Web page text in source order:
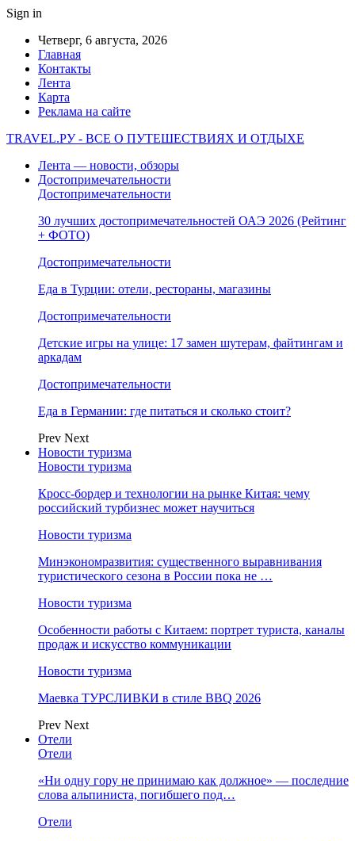
Sign in
Четверг, 6 августа, 2026
Главная
Контакты
Лента
Карта
Реклама на сайте
TRAVEL.РУ - ВСЕ О ПУТЕШЕСТВИЯХ И ОТДЫХЕ
Лента — новости, обзоры
Достопримечательности
Достопримечательности
30 лучших достопримечательностей ОАЭ 2026 (Рейтинг
+ ФОТО)
Достопримечательности
Еда в Турции: отели, рестораны, магазины
Достопримечательности
Детские игры на улице: 17 замен шутерам, файтингам и
аркадам
Достопримечательности
Еда в Германии: где питаться и сколько стоит?
Prev Next
Новости туризма
Новости туризма
Кросс-бордер и технологии на рынке Китая: чему
российский турбизнес может научиться
Новости туризма
Минэкономразвития: существенного выравнивания
туристического сезона в России пока не …
Новости туризма
Особенности работы с Китаем: портрет туриста, каналы
продаж и искусство коммуникации
Новости туризма
Маевка ТУРСЛИВКИ в стиле BBQ 2026
Prev Next
Отели
Отели
«Ни одну гору не принимаю как должное» — последние
слова альпиниста, погибшего под…
Отели